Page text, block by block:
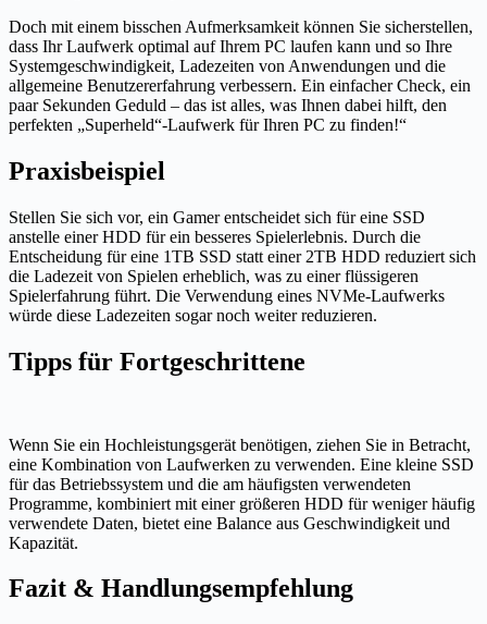
Doch mit einem bisschen Aufmerksamkeit können Sie sicherstellen,
dass Ihr Laufwerk optimal auf Ihrem PC laufen kann und so Ihre
Systemgeschwindigkeit, Ladezeiten von Anwendungen und die
allgemeine Benutzererfahrung verbessern. Ein einfacher Check, ein
paar Sekunden Geduld – das ist alles, was Ihnen dabei hilft, den
perfekten „Superheld“-Laufwerk für Ihren PC zu finden!“
Praxisbeispiel
Stellen Sie sich vor, ein Gamer entscheidet sich für eine SSD
anstelle einer HDD für ein besseres Spielerlebnis. Durch die
Entscheidung für eine 1TB SSD statt einer 2TB HDD reduziert sich
die Ladezeit von Spielen erheblich, was zu einer flüssigeren
Spielerfahrung führt. Die Verwendung eines NVMe-Laufwerks
würde diese Ladezeiten sogar noch weiter reduzieren.
Tipps für Fortgeschrittene
Wenn Sie ein Hochleistungsgerät benötigen, ziehen Sie in Betracht,
eine Kombination von Laufwerken zu verwenden. Eine kleine SSD
für das Betriebssystem und die am häufigsten verwendeten
Programme, kombiniert mit einer größeren HDD für weniger häufig
verwendete Daten, bietet eine Balance aus Geschwindigkeit und
Kapazität.
Fazit & Handlungsempfehlung